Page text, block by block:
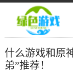
什么游戏和原
弟”推荐！